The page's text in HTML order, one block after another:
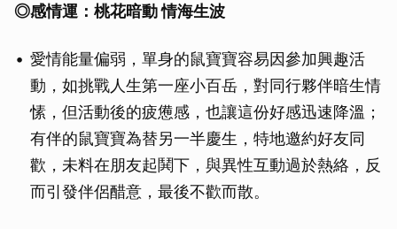
◎感情運：桃花暗動 情海生波
愛情能量偏弱，單身的鼠寶寶容易因參加興趣活
動，如挑戰人生第一座小百岳，對同行夥伴暗生情
愫，但活動後的疲憊感，也讓這份好感迅速降溫；
有伴的鼠寶寶為替另一半慶生，特地邀約好友同
歡，未料在朋友起鬨下，與異性互動過於熱絡，反
而引發伴侶醋意，最後不歡而散。